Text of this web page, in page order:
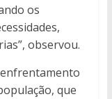
os
observou.
que